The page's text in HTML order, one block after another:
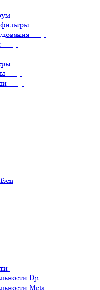
Dji
Meta